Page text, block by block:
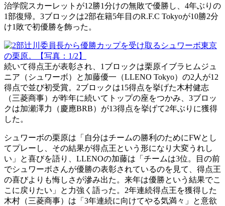
治学院スカーレットが12勝1分けの無敗で優勝し、4年ぶりの
1部復帰。3ブロックは2部在籍5年目のR.F.C Tokyoが10勝2分
け1敗で初優勝を飾った。
続いて得点王が表彰され、1ブロックは栗原イブラヒムジュ
ニア（シュワーボ）と加藤優一（LLENO Tokyo）の2人が12
得点で並び初受賞。2ブロックは15得点を挙げた木村健志
（三菱商事）が昨年に続いてトップの座をつかみ、3ブロッ
クは加瀬澤力（慶應BRB）が13得点を挙げて2年ぶりに獲得
した。
シュワーボの栗原は「自分はチームの勝利のためにFWとし
てプレーし、その結果が得点王という形になり大変うれし
い」と喜びを語り、LLENOの加藤は「チームは3位。目の前
でシュワーボさんが優勝の表彰されているのを見て、得点王
の喜びよりも悔しさが滲み出た。来年は優勝という結果でこ
こに戻りたい」と力強く語った。2年連続得点王を獲得した
木村（三菱商事）は「3年連続に向けてやる気満々」と意欲